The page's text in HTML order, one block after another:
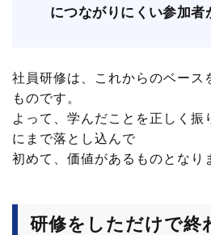
につながりにくい参加者
社員研修は、これからのベース
ものです。
よって、学んだことを正しく振
にまで落とし込んで
初めて、価値があるものとなり
研修をしただけで終